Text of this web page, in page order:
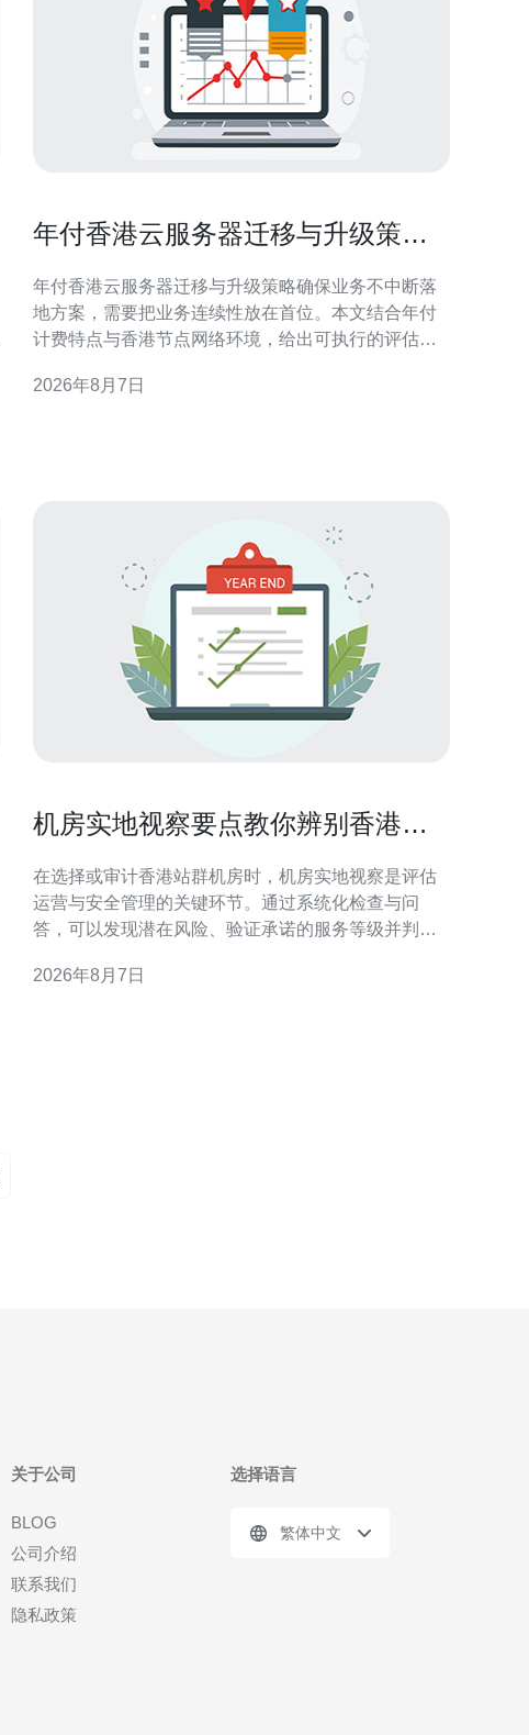
年付香港云服务器迁移与升级策略
年付香港云服务器迁移与升级策略确保业务不中断落
地方案，需要把业务连续性放在首位。本文结合年付
计费特点与香港节点网络环境，给出可执行的评估、
机或最小影响下完成落地。 迁移前评估与规划 迁移前
2026年8月7日
机房实地视察要点教你辨别香港站
在选择或审计香港站群机房时，机房实地视察是评估
运营与安全管理的关键环节。通过系统化检查与问
答，可以发现潜在风险、验证承诺的服务等级并判断
机房 文件与宣称无法替代现场观察。机房实地视察可
2026年8月7日
关于公司
BLOG
公司介绍
联系我们
隐私政策
选择语言
繁体中文